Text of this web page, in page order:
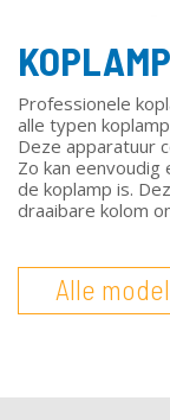
Professionele
alle typen
Deze apparatuur
Zo kan
de koplamp is.
draaibare kolom
Alle